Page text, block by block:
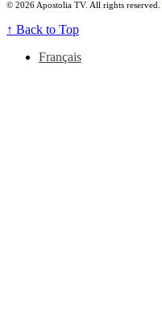
© 2026 Apostolia TV. All rights reserved.
↑ Back to Top
Français